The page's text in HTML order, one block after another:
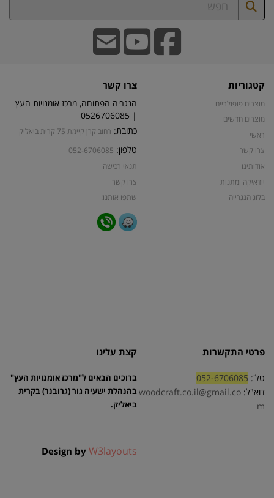
קטגוריות
מוצרים פופולריים
מוצרים חדשים
ראשי
צרו קשר
אודותינו
יודאיקה ומתנות
בלוג הנגרייה
צרו קשר
הנגריה הפתוחה, מרכז אומנויות העץ
| 0526706085
כתובת: רחוב קרן קיימת 75 קרית ביאליק
טלפון: 052-6706085
תנאי רכישה
צרו קשר
שתפו אותנו!
פרטי התקשרות
טל': 052-6706085
דוא"ל: woodcraft.co.il@gmail.co
m
קצת עלינו
ברוכים הבאים ל"מרכז אומנויות העץ"
בהנהלת ישעיה גור (גרובנר) בקרית
ביאליק.
Design by W3layouts